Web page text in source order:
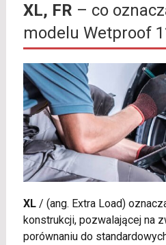
XL, FR – co
modelu Wetproof
XL/ (ang. Extra Load)
konstrukcji, pozwalającej na
porównaniu do